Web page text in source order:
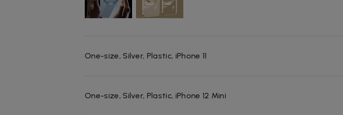
One-size, Silver, Plastic, iPhone 11
One-size, Silver, Plastic, iPhone 12 Mini